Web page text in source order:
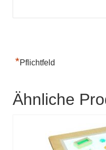
*Pflichtfeld
Ähnliche